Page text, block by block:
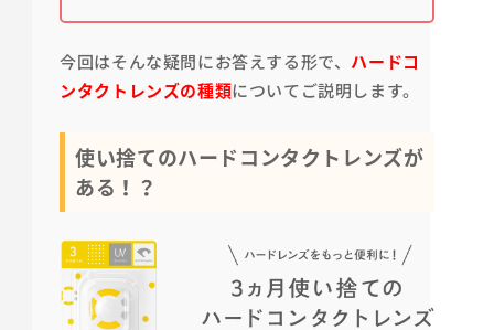
今回はそんな疑問にお答えする形で、 ハードコ
ンタクトレンズの種類についてご説明します。
使い捨てのハードコンタクトレンズが
ある！？